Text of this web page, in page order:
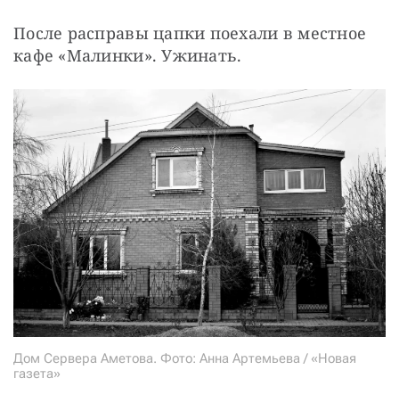
После расправы цапки поехали в местное
кафе «Малинки». Ужинать.
Дом Сервера Аметова. Фото: Анна Артемьева / «Новая
газета»